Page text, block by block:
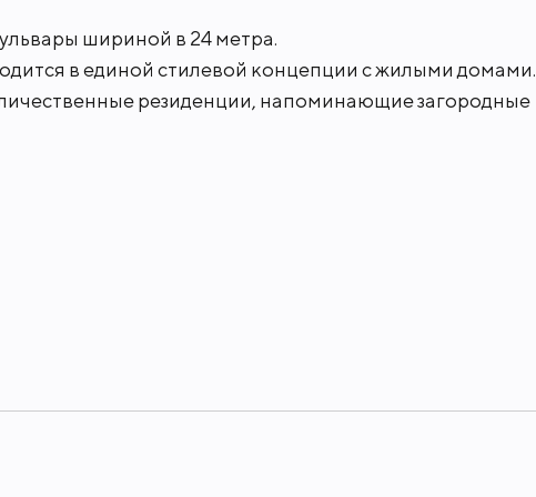
шириной в 24 метра.
в единой стилевой концепции с жилыми домами.
резиденции, напоминающие загородные